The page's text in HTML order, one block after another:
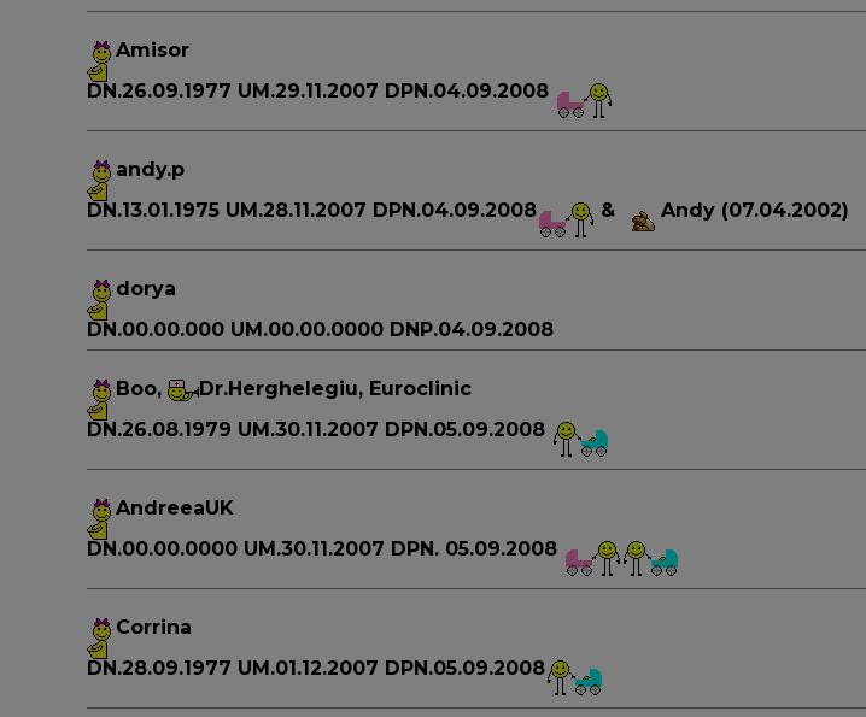
Amisor
DN.26.09.1977 UM.29.11.2007 DPN.04.09.2008
andy.p
DN.13.01.1975 UM.28.11.2007 DPN.04.09.2008
& Andy (07.04.2002)
dorya
DN.00.00.000 UM.00.00.0000 DNP.04.09.2008
Boo,
Dr.Herghelegiu, Euroclinic
DN.26.08.1979 UM.30.11.2007 DPN.05.09.2008
AndreeaUK
DN.00.00.0000 UM.30.11.2007 DPN. 05.09.2008
Corrina
DN.28.09.1977 UM.01.12.2007 DPN.05.09.2008